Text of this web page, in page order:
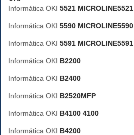
Informática OKI 5521 MICROLINE5521
Informática OKI 5590 MICROLINE5590
Informática OKI 5591 MICROLINE5591
Informática OKI B2200
Informática OKI B2400
Informática OKI B2520MFP
Informática OKI B4100 4100
Informática OKI B4200